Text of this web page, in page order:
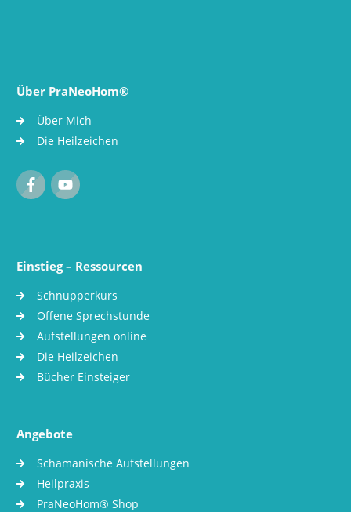
Über PraNeoHom®
Über Mich
Die Heilzeichen
Einstieg – Ressourcen
Schnupperkurs
Offene Sprechstunde
Aufstellungen online
Die Heilzeichen
Bücher Einsteiger
Angebote
Schamanische Aufstellungen
Heilpraxis
PraNeoHom® Shop